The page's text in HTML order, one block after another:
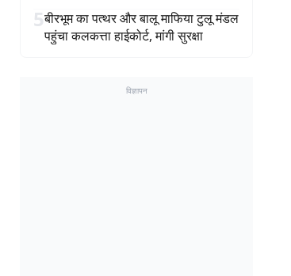
5बीरभूम का पत्थर और बालू माफिया टुलू मंडल
पहुंचा कलकत्ता हाईकोर्ट, मांगी सुरक्षा
विज्ञापन